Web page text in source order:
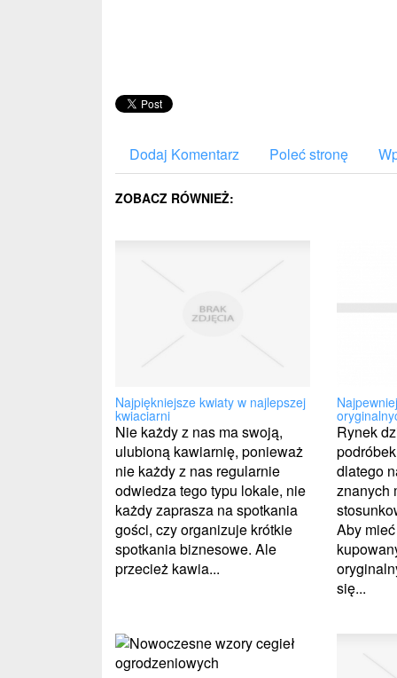
Dodaj Komentarz Poleć stronę
ZOBACZ RÓWNIEŻ:
Najpiękniejsze kwiaty w najlepszej
kwiaciarni
Nie każdy z nas ma swoją,
ulubioną kawiarnię, ponieważ
nie każdy z nas regularnie
odwiedza tego typu lokale, nie
każdy zaprasza na spotkania
gości, czy organizuje krótkie
spotkania biznesowe. Ale
przecież kawia...
Rynek
dlatego
znanych
Aby
się...